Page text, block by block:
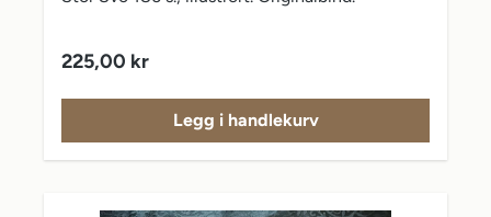
Vanlig pris:
225,00 kr
Legg i handlekurv